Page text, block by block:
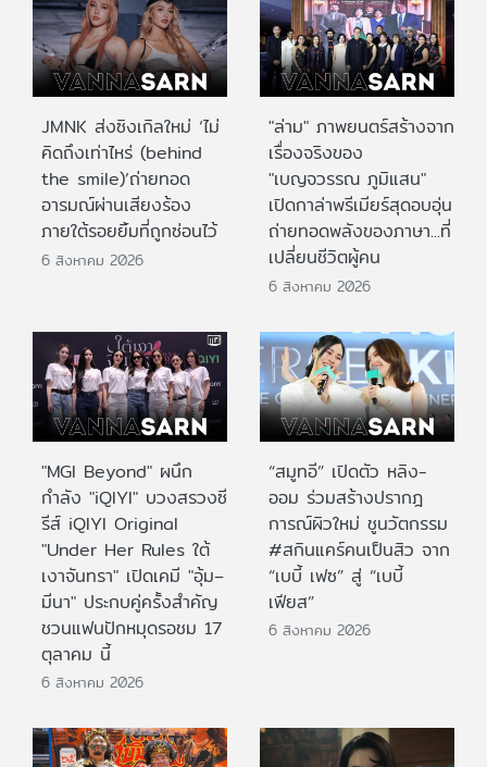
JMNK ส่งซิงเกิลใหม่ ‘ไม่
คิดถึงเท่าไหร่ (behind
the smile)’ถ่ายทอด
อารมณ์ผ่านเสียงร้อง
ภายใต้รอยยิ้มที่ถูกซ่อนไว้
6 สิงหาคม 2026
"ล่าม" ภาพยนตร์สร้างจาก
เรื่องจริงของ
"เบญจวรรณ ภูมิแสน"
เปิดกาล่าพรีเมียร์สุดอบอุ่น
ถ่ายทอดพลังของภาษา...ที่
เปลี่ยนชีวิตผู้คน
6 สิงหาคม 2026
"MGI Beyond" ผนึก
กำลัง "iQIYI" บวงสรวงซี
รีส์ iQIYI Original
"Under Her Rules ใต้
เงาจันทรา" เปิดเคมี "อุ้ม–
มีนา" ประกบคู่ครั้งสำคัญ
ชวนแฟนปักหมุดรอชม 17
ตุลาคม นี้
6 สิงหาคม 2026
“สมูทอี” เปิดตัว หลิง-
ออม ร่วมสร้างปรากฎ
การณ์ผิวใหม่ ชูนวัตกรรม
#สกินแคร์คนเป็นสิว จาก
“เบบี้ เฟซ” สู่ “เบบี้
เฟียส”
6 สิงหาคม 2026